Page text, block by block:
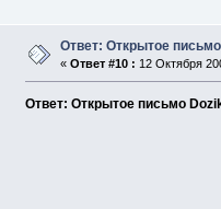
Ответ: Открытое
« Ответ #10 : 12 Октября
Ответ: Открытое письмо